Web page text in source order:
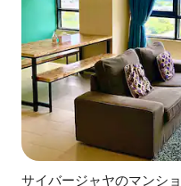
サイバージャヤのマンシ